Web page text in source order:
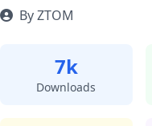
By ZTOM
7k
Downloads